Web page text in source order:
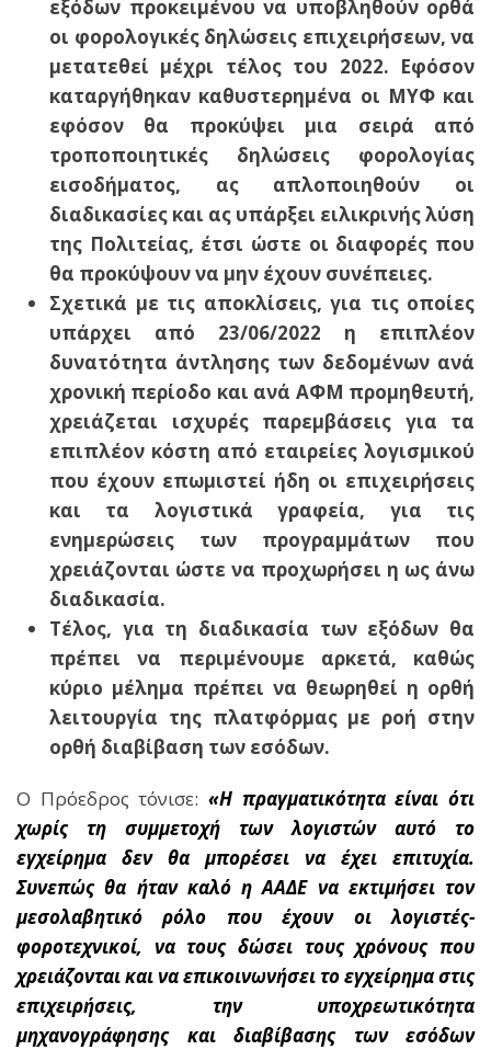
εξόδων προκειμένου να υποβληθούν ορθά
οι φορολογικές δηλώσεις επιχειρήσεων, να
μετατεθεί μέχρι τέλος του 2022. Εφόσον
καταργήθηκαν καθυστερημένα οι ΜΥΦ και
εφόσον θα προκύψει μια σειρά από
τροποποιητικές δηλώσεις φορολογίας
εισοδήματος, ας απλοποιηθούν οι
διαδικασίες και ας υπάρξει ειλικρινής λύση
της Πολιτείας, έτσι ώστε οι διαφορές που
θα προκύψουν να μην έχουν συνέπειες.
Σχετικά με τις αποκλίσεις, για τις οποίες
υπάρχει από 23/06/2022 η επιπλέον
δυνατότητα άντλησης των δεδομένων ανά
χρονική περίοδο και ανά ΑΦΜ προμηθευτή,
χρειάζεται ισχυρές παρεμβάσεις για τα
επιπλέον κόστη από εταιρείες λογισμικού
που έχουν επωμιστεί ήδη οι επιχειρήσεις
και τα λογιστικά γραφεία, για τις
ενημερώσεις των προγραμμάτων που
χρειάζονται ώστε να προχωρήσει η ως άνω
διαδικασία.
Τέλος, για τη διαδικασία των εξόδων θα
πρέπει να περιμένουμε αρκετά, καθώς
κύριο μέλημα πρέπει να θεωρηθεί η ορθή
λειτουργία της πλατφόρμας με ροή στην
ορθή διαβίβαση των εσόδων.
Ο Πρόεδρος τόνισε: «Η πραγματικότητα είναι ότι
χωρίς τη συμμετοχή των λογιστών αυτό το
εγχείρημα δεν θα μπορέσει να έχει επιτυχία.
Συνεπώς θα ήταν καλό η ΑΑΔΕ να εκτιμήσει τον
μεσολαβητικό ρόλο που έχουν οι λογιστές-
φοροτεχνικοί, να τους δώσει τους χρόνους που
χρειάζονται και να επικοινωνήσει το εγχείρημα στις
επιχειρήσεις, την υποχρεωτικότητα
μηχανογράφησης και διαβίβασης των εσόδων